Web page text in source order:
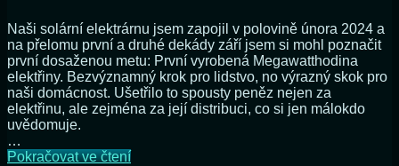
Naši solární elektrárnu jsem zapojil v polovině února 2024 a
na přelomu první a druhé dekády září jsem si mohl poznačit
první dosaženou metu: První vyrobená Megawatthodina
elektřiny. Bezvýznamný krok pro lidstvo, no výrazný skok pro
naši domácnost. Ušetřilo to spousty peněz nejen za
elektřinu, ale zejména za její distribuci, co si jen málokdo
uvědomuje.
…
Pokračovat ve čteníVyrobili